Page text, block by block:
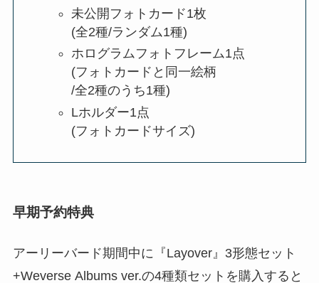
未公開フォトカード1枚
(全2種/ランダム1種)
ホログラムフォトフレーム1点
(フォトカードと同一絵柄
/全2種のうち1種)
Lホルダー1点
(フォトカードサイズ)
早期予約特典
アーリーバード期間中に『Layover』3形態セット
+Weverse Albums ver.の4種類セットを購入すると